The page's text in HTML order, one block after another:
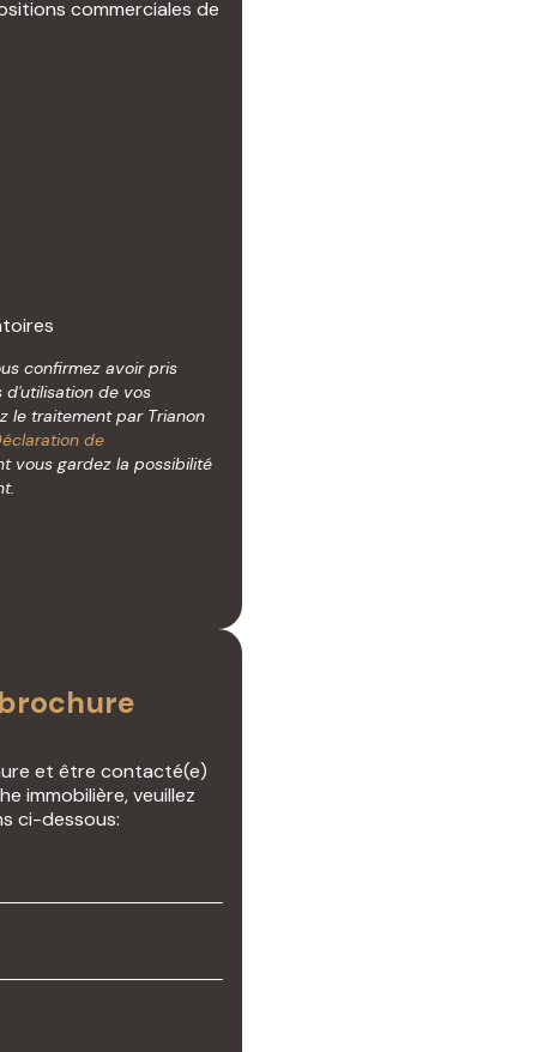
commerciales de
confirmez avoir pris
d'utilisation de vos
le traitement par Trianon
de
vous gardez la possibilité
et être contacté(e)
immobilière, veuillez
ci-dessous: